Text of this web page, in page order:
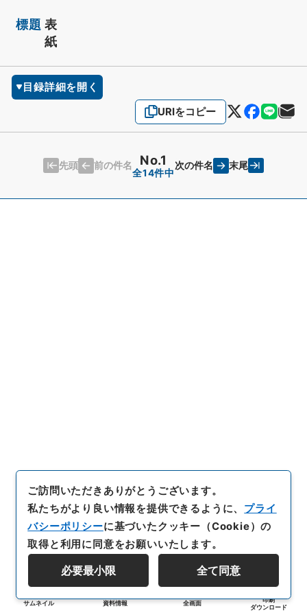
標題 表
紙
目録詳細を開く
URIをコピー
先頭 前の件名 No.1
全14件中
次の件名 末尾
サムネイル 資料情報 全画面
印刷
ダウンロード
ご訪問いただきありがとうございます。
私たちがより良い情報を提供できるように、 プライ
バシーポリシーに基づいたクッキー（Cookie）の
取得と利用に同意をお願いいたします。
必要最小限 全て同意